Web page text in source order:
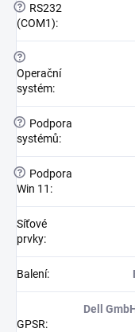
?
RS232
(COM1):
?
Operační
systém:
?
Podpora
systémů:
?
Podpora
Win 11 :
Síťové
prvky:
Balení:
GPSR:
Dell